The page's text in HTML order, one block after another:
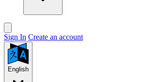
Sign In Create an account
English